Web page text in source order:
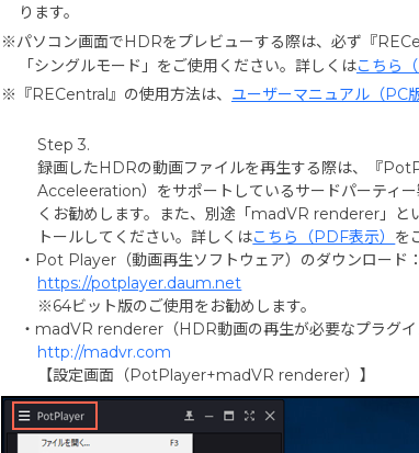
ります。
※パソコン画面でHDRをプレビューする際は、必ず『
「シングルモード」をご使用ください。詳しくはこちら
※『RECentral』の使用方法は、 ユーザーマニュアル（PC版
Step 3.
録画したHDRの動画ファイルを再生する際は、『
Acceleeration）をサポートしているサードパーティ
くお勧めします。また、別途「madVR renderer」と
トールしてください。詳しくはこちら（PDF表示） を
・Pot Player（動画再生ソフトウェア）のダウンロード：
https://potplayer.daum.net
※64ビット版のご使用をお勧めします。
・madVR renderer（HDR動画の再生が必要なプラグイ
http://madvr.com
【設定画面（PotPlayer+madVR renderer）】